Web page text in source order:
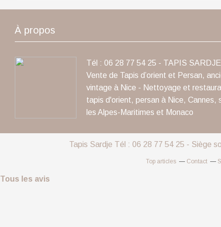
À propos
Tél : 06 28 77 54 25 - TAPIS
Vente de Tapis d’orient et Persan,
vintage à Nice - Nettoyage et
tapis d'orient, persan à Nice, Cannes,
les Alpes-Maritimes et Monaco
Tapis Sardje Tél : 06 28 77 54 25 - Siège
Top articles Contact
Tous les avis